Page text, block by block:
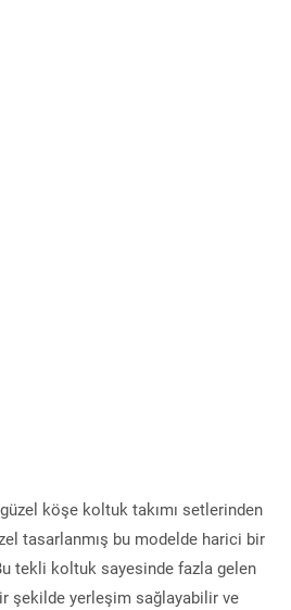
köşe koltuk takımı setlerinden
tasarlanmış bu modelde harici bir
tekli koltuk sayesinde fazla gelen
şekilde yerleşim sağlayabilir ve